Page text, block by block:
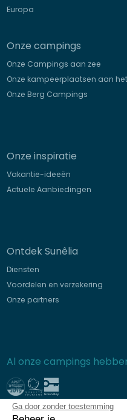
Ga door zonder toestemming
Europa
Onze campings
Onze Campings aan zee
Onze kampeerplaatsen aan
Onze Berg Campings
Onze inspiratie
Vakantie-ideeën
Actuele Aanbiedingen
Ontdek Sunêlia
Diensten
Voordelen en verzekering
Onze partners
Al onze campings
Beveiligde betaling